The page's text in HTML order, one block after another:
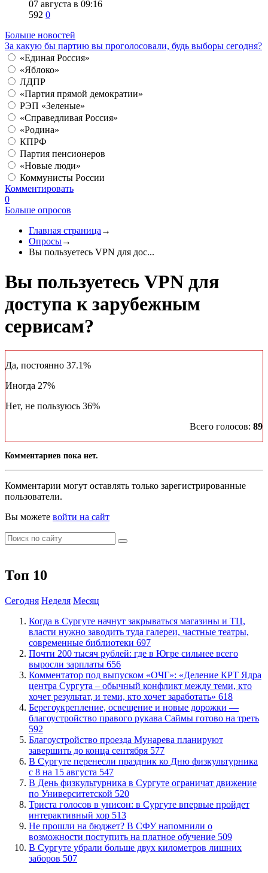
07 августа в 09:16
592 0
Больше новостей
За какую бы партию вы проголосовали, будь выборы сегодня?
«Единая Россия»
«Яблоко»
ЛДПР
«Партия прямой демократии»
РЭП «Зеленые»
«Справедливая Россия»
«Родина»
КПРФ
Партия пенсионеров
«Новые люди»
Коммунисты России
Комментировать
0
Больше опросов
Главная страница→
Опросы→
Вы пользуетесь VPN для дос...
Вы пользуетесь VPN для
доступа к зарубежным
сервисам?
Да, постоянно 37.1%
Иногда 27%
Нет, не пользуюсь 36%
Всего голосов: 89
Комментариев пока нет.
Комментарии могут оставлять только зарегистрированные
пользователи.
Вы можете войти на сайт
Топ 10
Сегодня Неделя Месяц
​Когда в Сургуте начнут закрываться магазины и ТЦ,
власти нужно заводить туда галереи, частные театры,
современные библиотеки 697
​Почти 200 тысяч рублей: где в Югре сильнее всего
выросли зарплаты 656
​Комментатор под выпуском «ОЧГ»: «Деление КРТ Ядра
центра Сургута – обычный конфликт между теми, кто
хочет результат, и теми, кто хочет заработать» 618
Берегоукрепление, освещение и новые дорожки —
благоустройство правого рукава Саймы готово на треть
592
Благоустройство проезда Мунарева планируют
завершить до конца сентября 577
​В Сургуте перенесли праздник ко Дню физкультурника
с 8 на 15 августа 547
​В День физкультурника в Сургуте ограничат движение
по Университетской 520
​Триста голосов в унисон: в Сургуте впервые пройдет
интерактивный хор 513
Не прошли на бюджет? В СФУ напомнили о
возможности поступить на платное обучение 509
​В Сургуте убрали больше двух километров лишних
заборов 507